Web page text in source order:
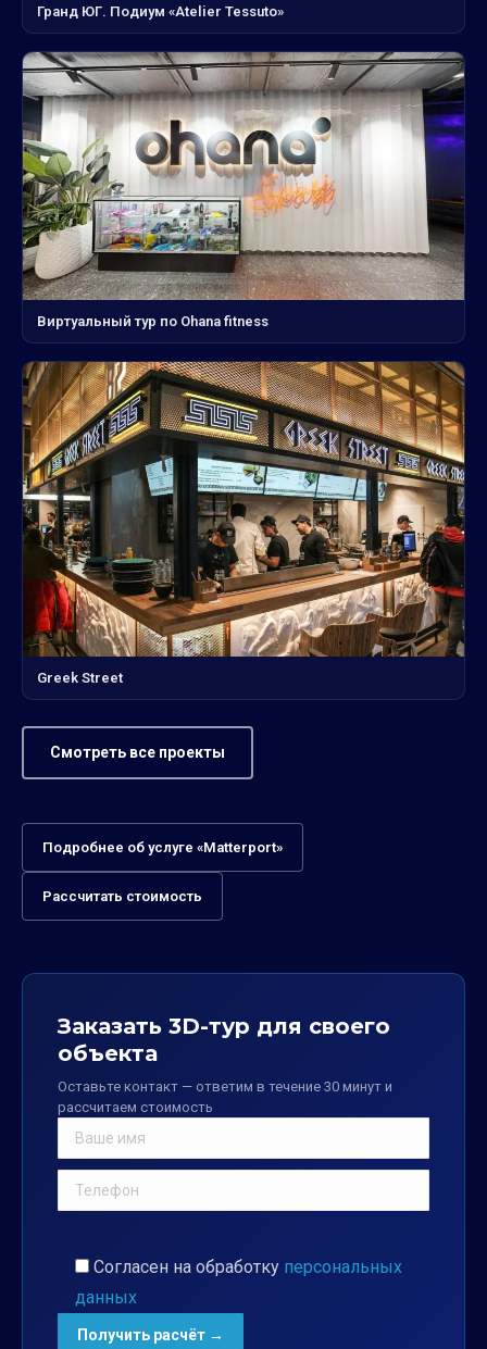
Гранд ЮГ. Подиум «Atelier Tessuto»
Виртуальный тур по Ohana fitness
Greek Street
Смотреть все проекты
Подробнее об услуге «Matterport»
Рассчитать стоимость
Заказать 3D-тур для своего
объекта
Оставьте контакт — ответим в течение 30 минут и
рассчитаем стоимость
Согласен на обработку персональных
данных